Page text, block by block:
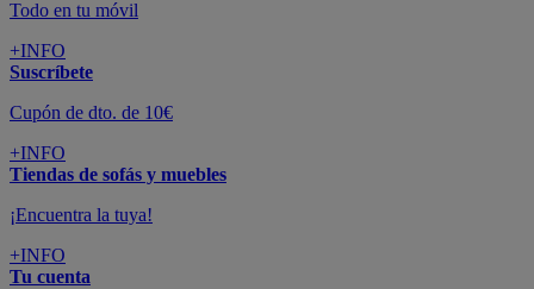
Todo en tu móvil
+INFO
Suscríbete
Cupón de dto. de 10€
+INFO
Tiendas de sofás y muebles
¡Encuentra la tuya!
+INFO
Tu cuenta